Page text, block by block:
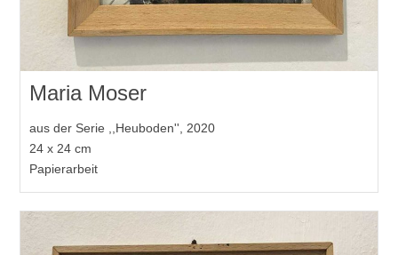
Maria Moser
aus der Serie ,,Heuboden'', 2020
24 x 24 cm
Papierarbeit